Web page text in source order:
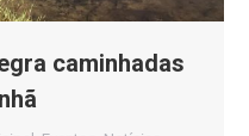
caminhadas